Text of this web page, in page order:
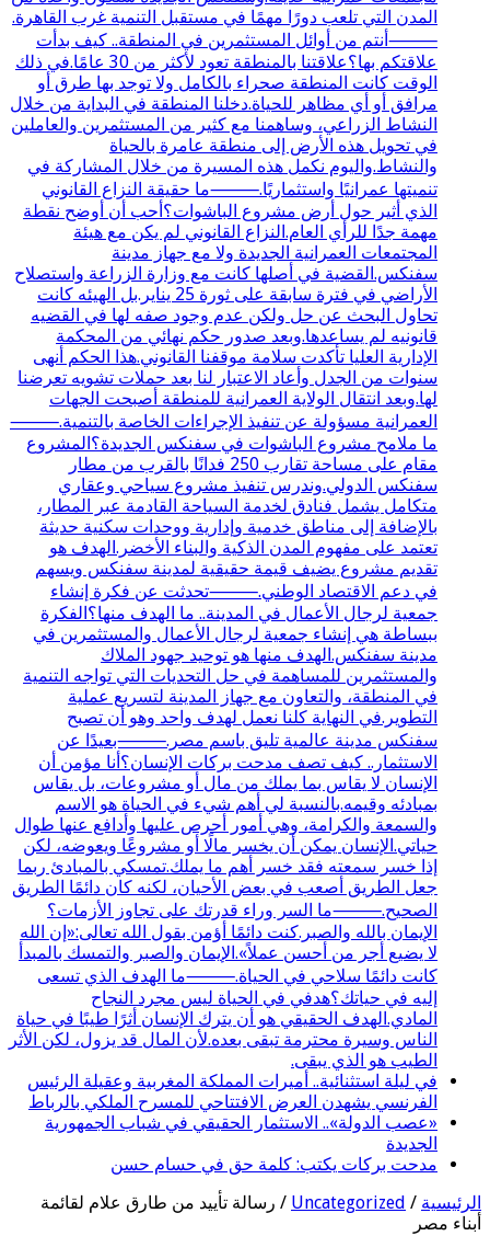
المدن التي تلعب دورًا مهمًا في مستقبل التنمية غرب القاهرة.
⸻أنتم من أوائل المستثمرين في المنطقة.. كيف بدأت
علاقتكم بها؟علاقتنا بالمنطقة تعود لأكثر من 30 عامًا.في ذلك
الوقت كانت المنطقة صحراء بالكامل ولا توجد بها طرق أو
مرافق أو أي مظاهر للحياة.دخلنا المنطقة في البداية من خلال
النشاط الزراعي، وساهمنا مع كثير من المستثمرين والعاملين
في تحويل هذه الأرض إلى منطقة عامرة بالحياة
والنشاط.واليوم نكمل هذه المسيرة من خلال المشاركة في
تنميتها عمرانيًا واستثماريًا.⸻ما حقيقة النزاع القانوني
الذي أثير حول أرض مشروع الباشوات؟أحب أن أوضح نقطة
مهمة جدًا للرأي العام.النزاع القانوني لم يكن مع هيئة
المجتمعات العمرانية الجديدة ولا مع جهاز مدينة
سفنكس.القضية في أصلها كانت مع وزارة الزراعة واستصلاح
الأراضي في فترة سابقة على ثورة 25 يناير.بل الهيئه كانت
تحاول البحث عن حل ولكن عدم وجود صفه لها في القضيه
قانونيه لم يساعدها.وبعد صدور حكم نهائي من المحكمة
الإدارية العليا تأكدت سلامة موقفنا القانوني.هذا الحكم أنهى
سنوات من الجدل وأعاد الاعتبار لنا بعد حملات تشويه تعرضنا
لها.وبعد انتقال الولاية العمرانية للمنطقة أصبحت الجهات
العمرانية مسؤولة عن تنفيذ الإجراءات الخاصة بالتنمية.⸻
ما ملامح مشروع الباشوات في سفنكس الجديدة؟المشروع
مقام على مساحة تقارب 250 فدانًا بالقرب من مطار
سفنكس الدولي.وندرس تنفيذ مشروع سياحي وعقاري
متكامل يشمل فنادق لخدمة السياحة القادمة عبر المطار،
بالإضافة إلى مناطق خدمية وإدارية ووحدات سكنية حديثة
تعتمد على مفهوم المدن الذكية والبناء الأخضر.الهدف هو
تقديم مشروع يضيف قيمة حقيقية لمدينة سفنكس ويسهم
في دعم الاقتصاد الوطني.⸻تحدثت عن فكرة إنشاء
جمعية لرجال الأعمال في المدينة.. ما الهدف منها؟الفكرة
ببساطة هي إنشاء جمعية لرجال الأعمال والمستثمرين في
مدينة سفنكس.الهدف منها هو توحيد جهود الملاك
والمستثمرين للمساهمة في حل التحديات التي تواجه التنمية
في المنطقة، والتعاون مع جهاز المدينة لتسريع عملية
التطوير.في النهاية كلنا نعمل لهدف واحد وهو أن تصبح
سفنكس مدينة عالمية تليق باسم مصر.⸻بعيدًا عن
الاستثمار.. كيف تصف مدحت بركات الإنسان؟أنا مؤمن أن
الإنسان لا يقاس بما يملك من مال أو مشروعات، بل يقاس
بمبادئه وقيمه.بالنسبة لي أهم شيء في الحياة هو الاسم
والسمعة والكرامة، وهي أمور أحرص عليها وأدافع عنها طوال
حياتي.الإنسان يمكن أن يخسر مالًا أو مشروعًا ويعوضه، لكن
إذا خسر سمعته فقد خسر أهم ما يملك.تمسكي بالمبادئ ربما
جعل الطريق أصعب في بعض الأحيان، لكنه كان دائمًا الطريق
الصحيح.⸻ما السر وراء قدرتك على تجاوز الأزمات؟
الإيمان بالله والصبر.كنت دائمًا أؤمن بقول الله تعالى:«إن الله
لا يضيع أجر من أحسن عملاً».الإيمان والصبر والتمسك بالمبدأ
كانت دائمًا سلاحي في الحياة.⸻ما الهدف الذي تسعى
إليه في حياتك؟هدفي في الحياة ليس مجرد النجاح
المادي.الهدف الحقيقي هو أن يترك الإنسان أثرًا طيبًا في حياة
الناس وسيرة محترمة تبقى بعده.لأن المال قد يزول، لكن الأثر
الطيب هو الذي يبقى.
في ليلة استثنائية.. أميرات المملكة المغربية وعقيلة الرئيس
الفرنسي يشهدن العرض الافتتاحي للمسرح الملكي بالرباط
«عصب الدولة».. الاستثمار الحقيقي في شباب الجمهورية
الجديدة
مدحت بركات يكتب: كلمة حق في حسام حسن
الرئيسية /
Uncategorized
/ رسالة تأييد من طارق علام لقائمة
أبناء مصر